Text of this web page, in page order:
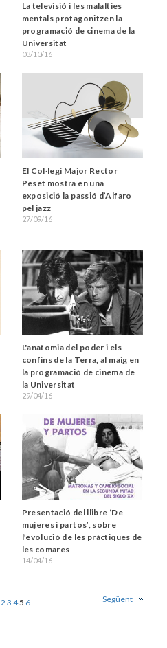
La televisió i les malalties
mentals protagonitzen la
programació de cinema de la
Universitat
03/10/16
El Col·legi Major Rector
Peset mostra en una
exposició la passió d’Alfaro
pel jazz
27/09/16
L'anatomia del poder i els
confins de la Terra, al maig en
la programació de cinema de
la Universitat
29/04/16
Presentació del llibre ‘De
mujeres i partos’, sobre
l’evolució de les pràctiques de
les comares
14/04/16
2 3 45 6 Següent